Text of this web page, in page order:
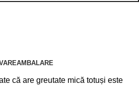
AMBALARE
că are greutate mică totuși este